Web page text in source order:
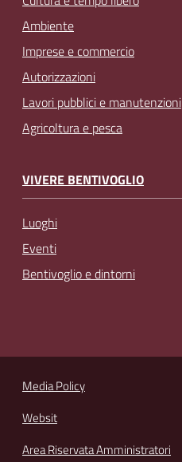
Ambiente
Imprese e commercio
Autorizzazioni
Lavori pubblici e manutenzioni
Agricoltura e pesca
VIVERE BENTIVOGLIO
Luoghi
Eventi
Bentivoglio e dintorni
Media Policy
Websit
Area Riservata Amministratori